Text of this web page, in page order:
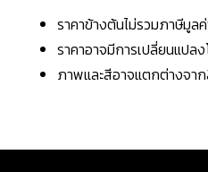
ราคาข้างต้นไม่รวมภาษีมูล
ราคาอาจมีการเปลี่ยนแปล
ภาพและสีอาจแตกต่างจา